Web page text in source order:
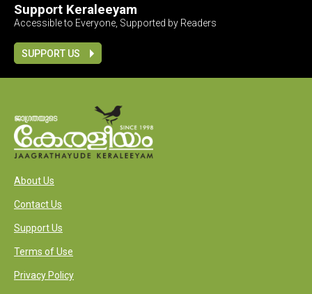
Support Keraleeyam
Accessible to Everyone, Supported by Readers
SUPPORT US
About Us
Contact Us
Support Us
Terms of Use
Privacy Policy